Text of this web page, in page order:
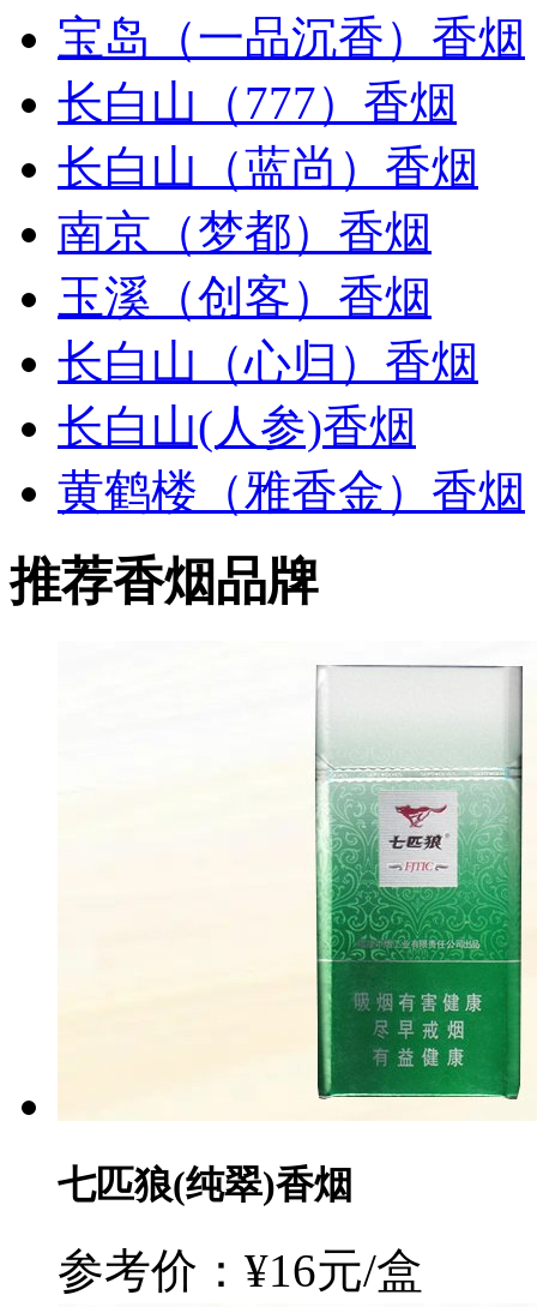
宝岛（一品沉香）香烟
长白山（777）香烟
长白山（蓝尚）香烟
南京（梦都）香烟
玉溪（创客）香烟
长白山（心归）香烟
长白山(人参)香烟
黄鹤楼（雅香金）香烟
推荐香烟品牌
七匹狼(纯翠)香烟
参考价：¥16元/盒